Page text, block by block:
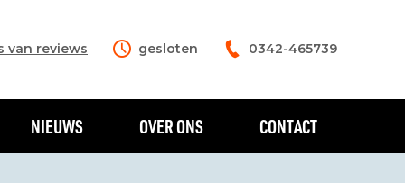
NIEUWS OVER ONS CONTACT
van reviews gesloten 0342-465739